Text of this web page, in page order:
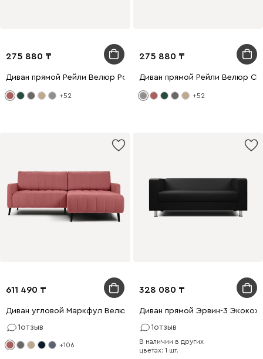
275 880
Диван прямой Рейли Велюр Розовый
+52
275 880
Диван прямой Рейли Велюр
+52
611 490
Диван угловой Маркфул Велюр Розовый
1отзыв
+106
328 080
Диван прямой Эрвин-3
1отзыв
В наличии в других
цветах: 1 шт.